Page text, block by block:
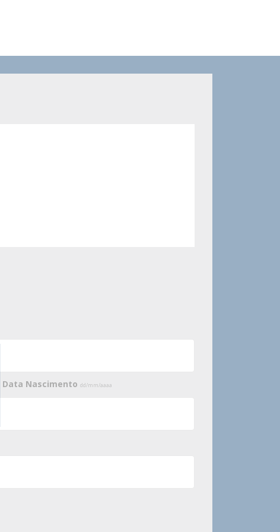
* Data Nascimento dd/mm/aaaa